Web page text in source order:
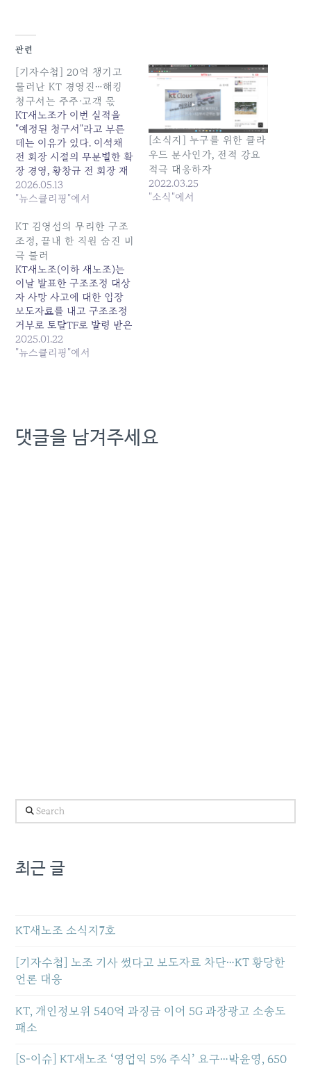
관련
[기자수첩] 20억 챙기고
물러난 KT 경영진…해킹
청구서는 주주·고객 몫
KT새노조가 이번 실적을
"예정된 청구서"라고 부른
데는 이유가 있다. 이석채
전 회장 시절의 무분별한 확
장 경영, 황창규 전 회장 재
임 시절의 아현 통신구 화
재, 이번 김영섭 전 사장 체
부... 원본 기사: [기자수첩]
20억 챙기고 물러난 KT 경
영진…해킹 청구서는 주주·
고객 몫 발행일: 2026-05-
13 14:50:00
2026.05.13
"뉴스클리핑"에서
[소식지] 누구를 위한 클라
우드 분사인가, 전적 강요
적극 대응하자
2022.03.25
"소식"에서
KT 김영섭의 무리한 구조
조정, 끝내 한 직원 숨진 비
극 불러
KT새노조(이하 새노조)는
이날 발표한 구조조정 대상
자 사망 사고에 대한 입장
보도자료를 내고 구조조정
거부로 토탈TF로 발령 받은
이 직원은 회사 측의 무모하
고 무리한 인력구조조의 희
02:54:00
2025.01.22
"뉴스클리핑"에서
댓글을 남겨주세요
Search
최근 글
KT새노조 소식지7호
[기자수첩] 노조 기사 썼다고 보도자료 차단…KT 황당한
언론 대응
KT, 개인정보위 540억 과징금 이어 5G 과장광고 소송도
패소
[S-이슈] KT새노조 ‘영업익 5% 주식’ 요구…박윤영, 650